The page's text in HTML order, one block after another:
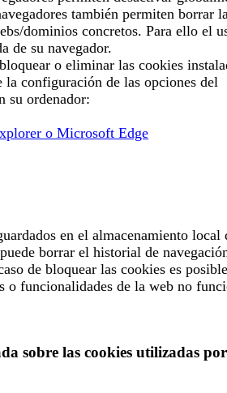
también permiten borrar
dominios concretos. Para ello el
de su navegador.
o eliminar las cookies
la configuración de las opciones del
su ordenador:
o Microsoft Edge
en el almacenamiento local
borrar el historial de
de bloquear las cookies es
o funcionalidades de la web no
sobre las cookies utilizadas por